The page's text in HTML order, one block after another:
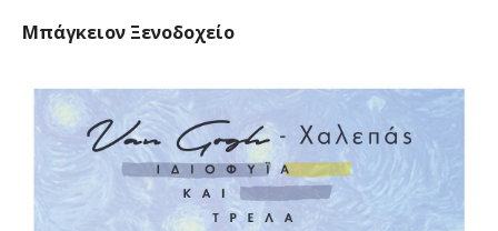
Μπάγκειον Ξενοδοχείο